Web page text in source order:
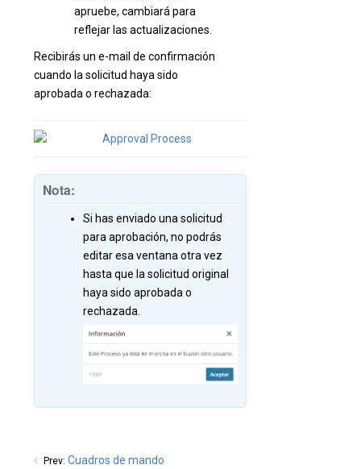
apruebe, cambiará para
reflejar las actualizaciones.
Recibirás un e-mail de confirmación
cuando la solicitud haya sido
aprobada o rechazada:
Nota:
Si has enviado una solicitud
para aprobación, no podrás
editar esa ventana otra vez
hasta que la solicitud original
haya sido aprobada o
rechazada.
Prev: Cuadros de mando